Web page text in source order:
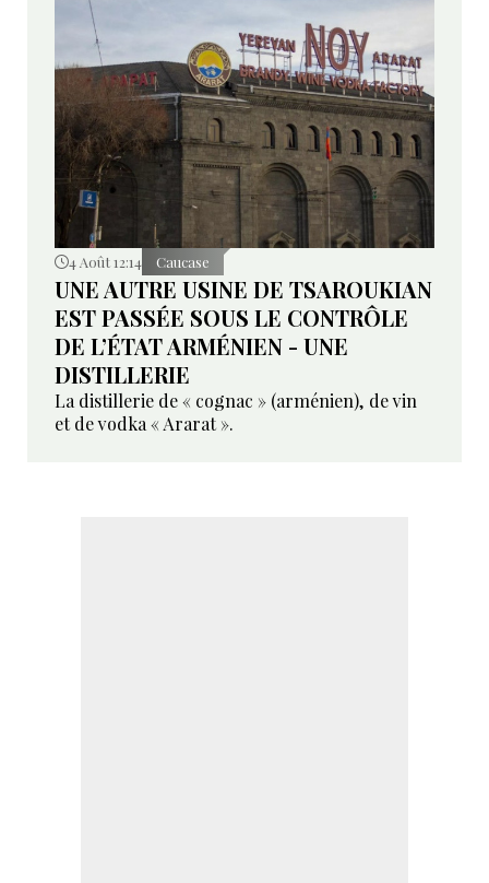
4 Août 12:14 Caucase
UNE AUTRE USINE DE TSAROUKIAN
EST PASSÉE SOUS LE CONTRÔLE
DE L’ÉTAT ARMÉNIEN - UNE
DISTILLERIE
La distillerie de « cognac » (arménien), de vin
et de vodka « Ararat ».